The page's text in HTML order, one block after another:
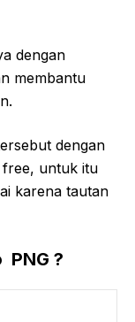
dengan
membantu
dengan
free, untuk itu
karena tautan
PNG ?